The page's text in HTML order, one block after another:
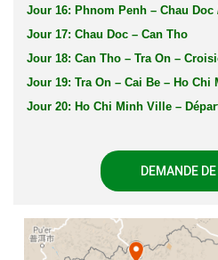
Jour 16: Phnom Penh – Chau Doc
Jour 17: Chau Doc – Can Tho
Jour 18: Can Tho – Tra On –
Jour 19: Tra On – Cai Be – Ho Chi
Jour 20: Ho Chi Minh Ville –
DEMANDE